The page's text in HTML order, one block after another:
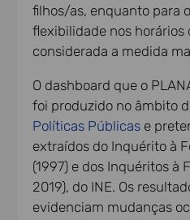
filhos/as, enquanto para
flexibilidade nos horários
considerada a medida
O dashboard que o
foi produzido no âmbito
Políticas Públicas e
extraídos do Inquérito à
(1997) e dos Inquéritos à
2019), do INE. Os
evidenciam mudanças